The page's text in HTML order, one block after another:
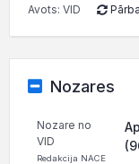
Avots: VID
Nozares
Nozare no
VID
Redakcija NACE